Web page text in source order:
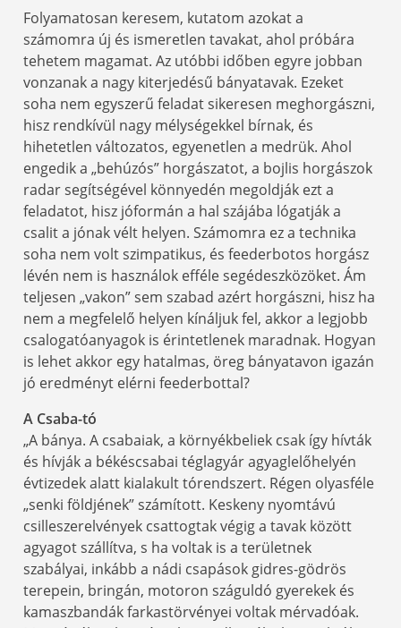
Folyamatosan keresem, kutatom azokat a
számomra új és ismeretlen tavakat, ahol próbára
tehetem magamat. Az utóbbi időben egyre jobban
vonzanak a nagy kiterjedésű bányatavak. Ezeket
soha nem egyszerű feladat sikeresen meghorgászni,
hisz rendkívül nagy mélységekkel bírnak, és
hihetetlen változatos, egyenetlen a medrük. Ahol
engedik a „behúzós” horgászatot, a bojlis horgászok
radar segítségével könnyedén megoldják ezt a
feladatot, hisz jóformán a hal szájába lógatják a
csalit a jónak vélt helyen. Számomra ez a technika
soha nem volt szimpatikus, és feederbotos horgász
lévén nem is használok efféle segédeszközöket. Ám
teljesen „vakon” sem szabad azért horgászni, hisz ha
nem a megfelelő helyen kínáljuk fel, akkor a legjobb
csalogatóanyagok is érintetlenek maradnak. Hogyan
is lehet akkor egy hatalmas, öreg bányatavon igazán
jó eredményt elérni feederbottal?
A Csaba-tó
„A bánya. A csabaiak, a környékbeliek csak így hívták
és hívják a békéscsabai téglagyár agyaglelőhelyén
évtizedek alatt kialakult tórendszert. Régen olyasféle
„senki földjének” számított. Keskeny nyomtávú
csilleszerelvények csattogtak végig a tavak között
agyagot szállítva, s ha voltak is a területnek
szabályai, inkább a nádi csapások gidres-gödrös
terepein, bringán, motoron száguldó gyerekek és
kamaszbandák farkastörvényei voltak mérvadóak.